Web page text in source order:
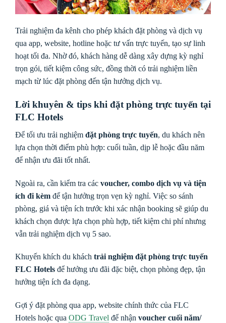
Trải nghiệm đa kênh cho phép khách đặt phòng và dịch vụ
qua app, website, hotline hoặc tư vấn trực tuyến, tạo sự linh
hoạt tối đa. Nhờ đó, khách hàng dễ dàng xây dựng kỳ nghỉ
trọn gói, tiết kiệm công sức, đồng thời có trải nghiệm liền
mạch từ lúc đặt phòng đến tận hưởng dịch vụ.
Lời khuyên & tips khi đặt phòng trực tuyến tại
FLC Hotels
Để tối ưu trải nghiệm đặt phòng trực tuyến, du khách nên
lựa chọn thời điểm phù hợp: cuối tuần, dịp lễ hoặc đầu năm
để nhận ưu đãi tốt nhất.
Ngoài ra, cần kiểm tra các voucher, combo dịch vụ và tiện
ích đi kèm để tận hưởng trọn vẹn kỳ nghỉ. Việc so sánh
phòng, giá và tiện ích trước khi xác nhận booking sẽ giúp du
khách chọn được lựa chọn phù hợp, tiết kiệm chi phí nhưng
vẫn trải nghiệm dịch vụ 5 sao.
Khuyến khích du khách trải nghiệm đặt phòng trực tuyến
FLC Hotels để hưởng ưu đãi đặc biệt, chọn phòng đẹp, tận
hưởng tiện ích đa dạng.
Gợi ý đặt phòng qua app, website chính thức của FLC
Hotels hoặc qua ODG Travel để nhận voucher cuối năm/